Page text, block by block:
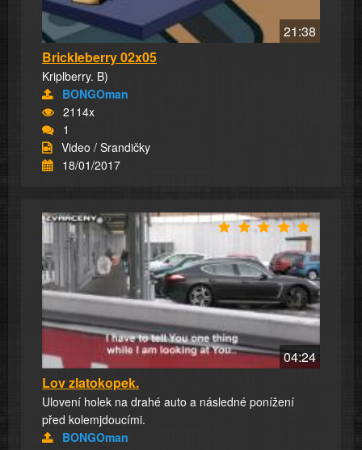
21:38
Brickleberry 02x05
Kriplberry. B)
BONGOman
2114x
1
Video / Srandičky
18/01/2017
04:24
Lov zlatokopek.
Ulovení holek na drahé auto a následné ponížení
před kolemjdoucími.
BONGOman